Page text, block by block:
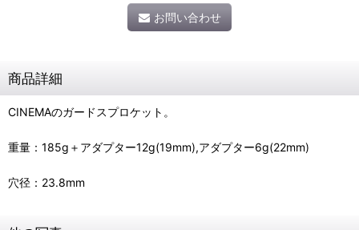
お問い合わせ
商品詳細
CINEMAのガードスプロケット。
重量：185g＋アダプター12g(19mm),アダプター6g(22mm)
穴径：23.8mm